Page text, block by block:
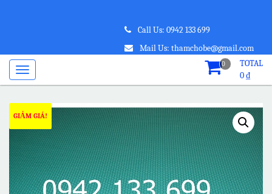
Call Us: 0942 133 699
Mail Us: thamchobe@gmail.com
0
TOTAL
0₫
GIẢM GIÁ!